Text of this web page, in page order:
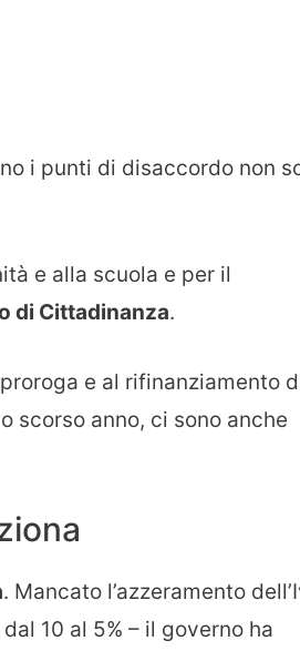
i punti di disaccordo non
e alla scuola e per il
di Cittadinanza.
e al rifinanziamento
scorso anno, ci sono anche
. Mancato l’azzeramento
10 al 5% – il governo ha